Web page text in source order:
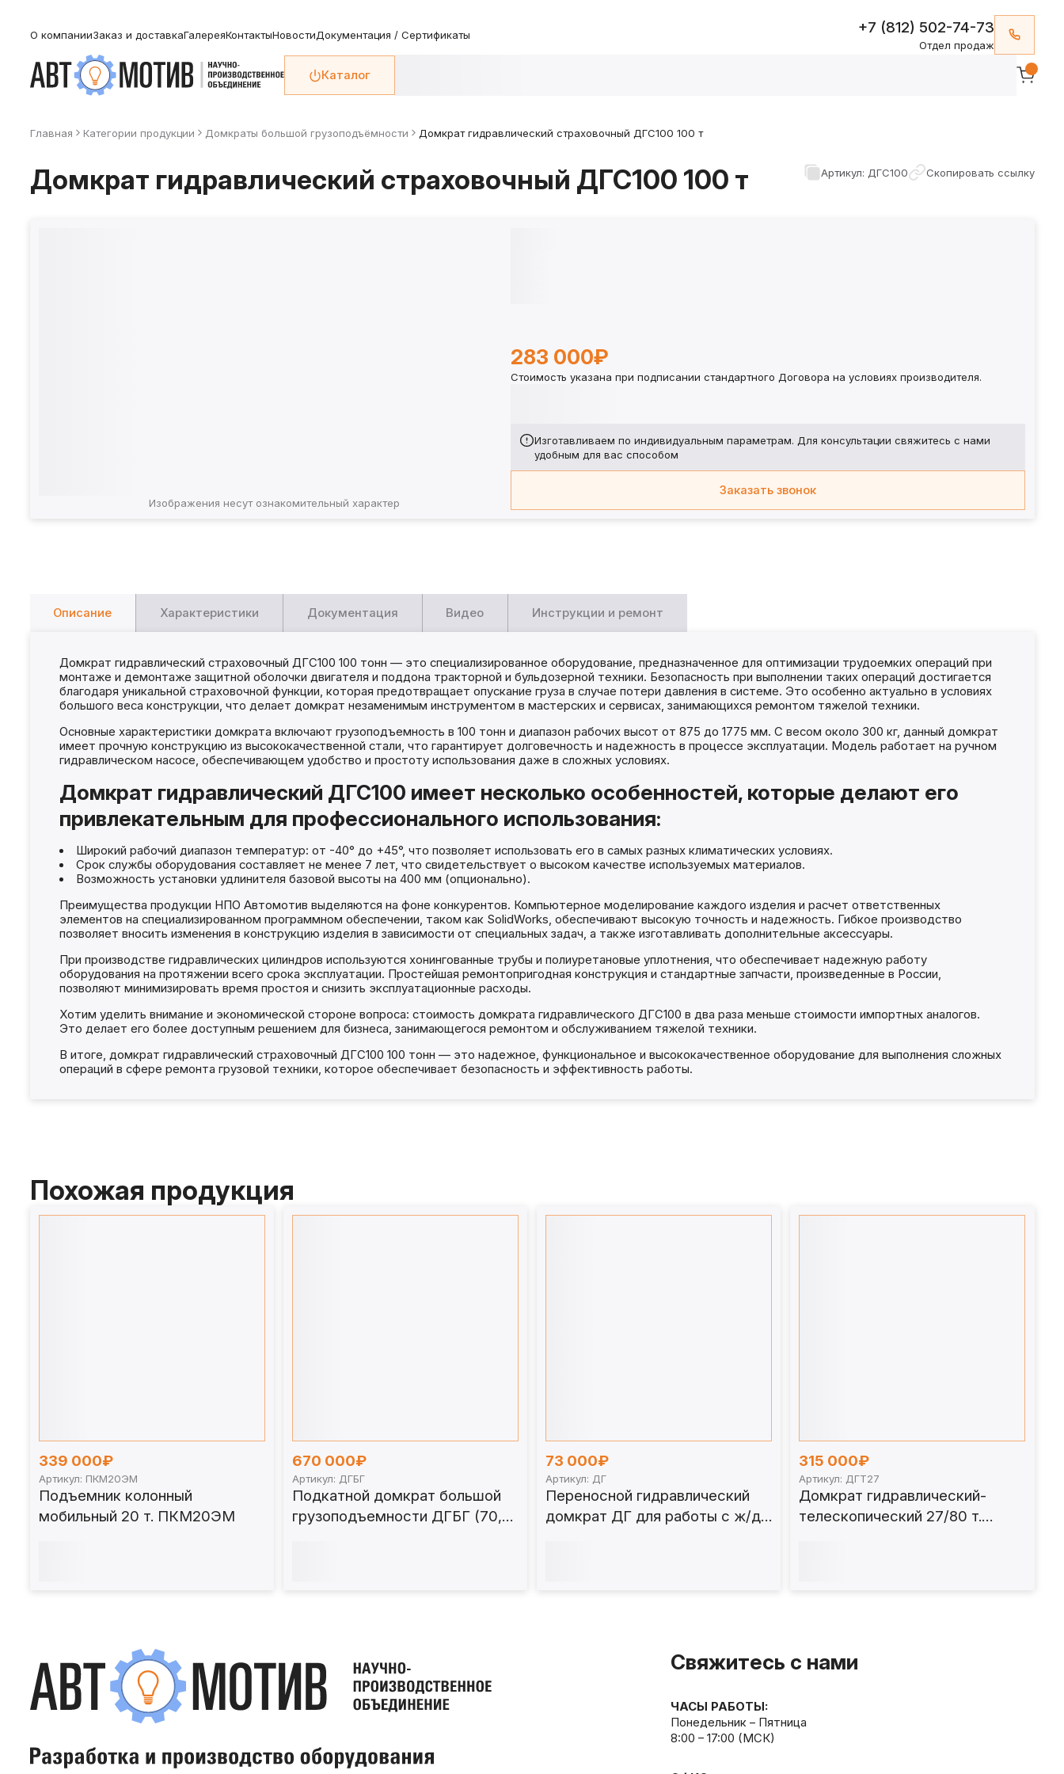
О компанииЗаказ и доставкаГалереяКонтактыНовостиДокументация / Сертификаты +7 (812) 502-74-73
Отдел продаж
Каталог
Главная Категории продукции Домкраты большой грузоподъёмности Домкрат гидравлический страховочный ДГС100 100 т
Домкрат гидравлический страховочный ДГС100 100 т Артикул: ДГС100 Скопировать ссылку
Изображения несут ознакомительный характер
283 000₽
Стоимость указана при подписании стандартного Договора на условиях производителя.
Изготавливаем по индивидуальным параметрам. Для консультации свяжитесь с нами
удобным для вас способом
Заказать звонок
Описание Характеристики Документация Видео Инструкции и ремонт
Домкрат гидравлический страховочный ДГС100 100 тонн — это специализированное оборудование, предназначенное для оптимизации трудоемких операций при
монтаже и демонтаже защитной оболочки двигателя и поддона тракторной и бульдозерной техники. Безопасность при выполнении таких операций достигается
благодаря уникальной страховочной функции, которая предотвращает опускание груза в случае потери давления в системе. Это особенно актуально в условиях
большого веса конструкции, что делает домкрат незаменимым инструментом в мастерских и сервисах, занимающихся ремонтом тяжелой техники.
Основные характеристики домкрата включают грузоподъемность в 100 тонн и диапазон рабочих высот от 875 до 1775 мм. С весом около 300 кг, данный домкрат
имеет прочную конструкцию из высококачественной стали, что гарантирует долговечность и надежность в процессе эксплуатации. Модель работает на ручном
гидравлическом насосе, обеспечивающем удобство и простоту использования даже в сложных условиях.
Домкрат гидравлический ДГС100 имеет несколько особенностей, которые делают его
привлекательным для профессионального использования:
Широкий рабочий диапазон температур: от -40° до +45°, что позволяет использовать его в самых разных климатических условиях.
Срок службы оборудования составляет не менее 7 лет, что свидетельствует о высоком качестве используемых материалов.
Возможность установки удлинителя базовой высоты на 400 мм (опционально).
Преимущества продукции НПО Автомотив выделяются на фоне конкурентов. Компьютерное моделирование каждого изделия и расчет ответственных
элементов на специализированном программном обеспечении, таком как SolidWorks, обеспечивают высокую точность и надежность. Гибкое производство
позволяет вносить изменения в конструкцию изделия в зависимости от специальных задач, а также изготавливать дополнительные аксессуары.
При производстве гидравлических цилиндров используются хонингованные трубы и полиуретановые уплотнения, что обеспечивает надежную работу
оборудования на протяжении всего срока эксплуатации. Простейшая ремонтопригодная конструкция и стандартные запчасти, произведенные в России,
позволяют минимизировать время простоя и снизить эксплуатационные расходы.
Хотим уделить внимание и экономической стороне вопроса: стоимость домкрата гидравлического ДГС100 в два раза меньше стоимости импортных аналогов.
Это делает его более доступным решением для бизнеса, занимающегося ремонтом и обслуживанием тяжелой техники.
В итоге, домкрат гидравлический страховочный ДГС100 100 тонн — это надежное, функциональное и высококачественное оборудование для выполнения сложных
операций в сфере ремонта грузовой техники, которое обеспечивает безопасность и эффективность работы.
Похожая продукция
339 000₽
Артикул: ПКМ20ЭМ
Подъемник колонный
мобильный 20 т. ПКМ20ЭМ
670 000₽
Артикул: ДГБГ
Подкатной домкрат большой
грузоподъемности ДГБГ (70,
73 000₽
Артикул: ДГ
Переносной гидравлический
домкрат ДГ для работы с ж/д
315 000₽
Артикул: ДГТ27
Домкрат гидравлический-
телескопический 27/80 т.
Свяжитесь с нами
ЧАСЫ РАБОТЫ:
Понедельник – Пятница
8:00 – 17:00 (МСК)